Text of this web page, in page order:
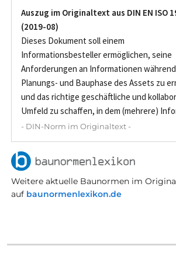
Auszug im Originaltext aus DIN EN ISO
(2019-08)
Dieses Dokument soll einem
Informationsbesteller ermöglichen, seine
Anforderungen an Informationen
Planungs- und Bauphase des Assets zu
und das richtige geschäftliche und
Umfeld zu schaffen, in dem (mehrere)
- DIN-Norm im Originaltext -
Weitere aktuelle Baunormen im
auf baunormenlexikon.de